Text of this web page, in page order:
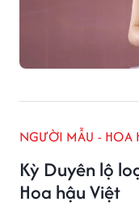
Kỳ Duyên lộ
Hoa hậu Việt
NGƯỜI MẪU - HOA